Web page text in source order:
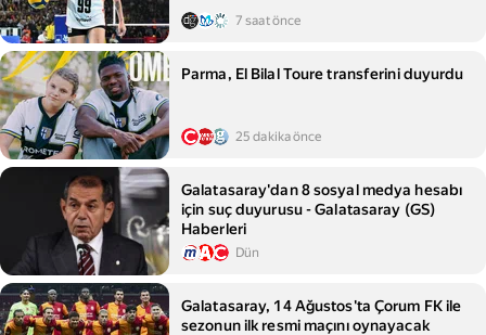
7 saat önce
Parma, El Bilal Toure transferini duyurdu
25 dakika önce
Galatasaray'dan 8 sosyal medya hesabı
için suç duyurusu - Galatasaray (GS)
Haberleri
Dün
Galatasaray, 14 Ağustos'ta Çorum FK ile
sezonun ilk resmi maçını oynayacak